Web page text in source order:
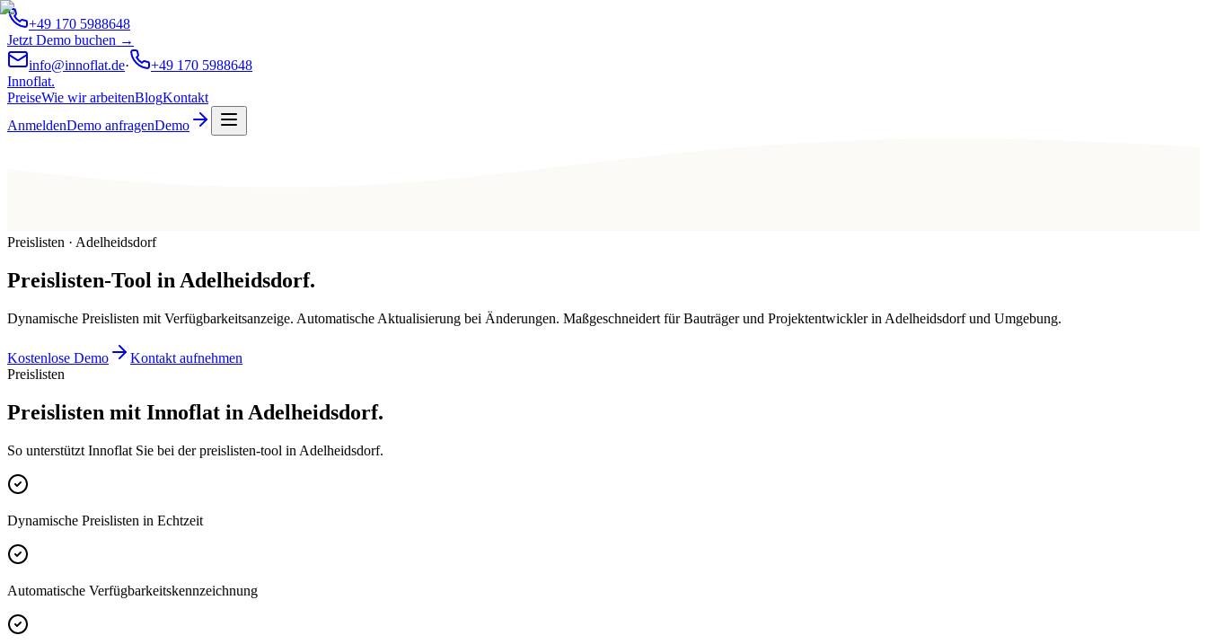
+49 170 5988648
Jetzt Demo buchen →
info@innoflat.de·
+49 170 5988648
Innoflat.
PreiseWie wir arbeitenBlogKontakt
AnmeldenDemo anfragenDemo
Preislisten · Adelheidsdorf
Preislisten-Tool in Adelheidsdorf.
Dynamische Preislisten mit Verfügbarkeitsanzeige. Automatische Aktualisierung bei Änderungen. Maßgeschneidert für Bauträger und Projektentwickler in Adelheidsdorf und Umgebung.
Kostenlose Demo
Kontakt aufnehmen
Preislisten
Preislisten mit Innoflat in Adelheidsdorf.
So unterstützt Innoflat Sie bei der preislisten-tool in Adelheidsdorf.
Dynamische Preislisten in Echtzeit
Automatische Verfügbarkeitskennzeichnung